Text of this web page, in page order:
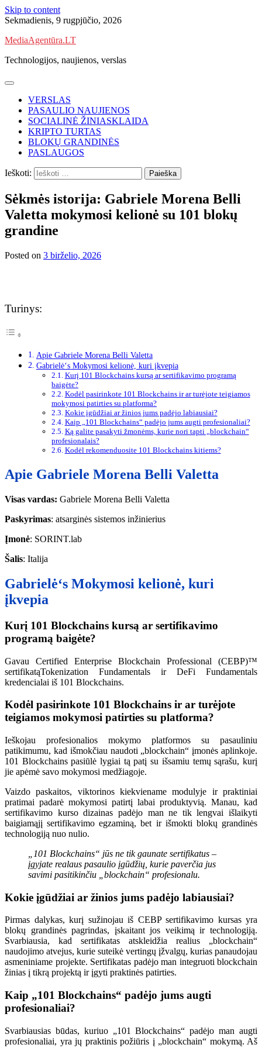
Skip to content
Sekmadienis, 9 rugpjūčio, 2026
MediaAgentūra.LT
Technologijos, naujienos, verslas
VERSLAS
PASAULIO NAUJIENOS
SOCIALINĖ ŽINIASKLAIDA
KRIPTO TURTAS
BLOKŲ GRANDINĖS
PASLAUGOS
Ieškoti:
Sėkmės istorija: Gabriele Morena Belli
Valetta mokymosi kelionė su 101 blokų
grandine
Posted on 3 birželio, 2026
Turinys:
Apie Gabriele Morena Belli Valetta
Gabrielė‘s Mokymosi kelionė, kuri įkvepia
Kurį 101 Blockchains kursą ar sertifikavimo programą
baigėte?
Kodėl pasirinkote 101 Blockchains ir ar turėjote teigiamos
mokymosi patirties su platforma?
Kokie įgūdžiai ar žinios jums padėjo labiausiai?
Kaip „101 Blockchains“ padėjo jums augti profesionaliai?
Ką galite pasakyti žmonėms, kurie nori tapti „blockchain“
profesionalais?
Kodėl rekomenduosite 101 Blockchains kitiems?
Apie Gabriele Morena Belli Valetta
Visas vardas: Gabriele Morena Belli Valetta
Paskyrimas: atsarginės sistemos inžinierius
Įmonė: SORINT.lab
Šalis: Italija
Gabrielė‘s Mokymosi kelionė, kuri
įkvepia
Kurį 101 Blockchains kursą ar sertifikavimo
programą baigėte?
Gavau Certified Enterprise Blockchain Professional (CEBP)™
sertifikatąTokenization Fundamentals ir DeFi Fundamentals
kredencialai iš 101 Blockchains.
Kodėl pasirinkote 101 Blockchains ir ar turėjote
teigiamos mokymosi patirties su platforma?
Ieškojau profesionalios mokymo platformos su pasauliniu
patikimumu, kad išmokčiau naudoti „blockchain“ įmonės aplinkoje.
101 Blockchains pasiūlė lygiai tą patį su išsamiu temų sąrašu, kurį
jie apėmė savo mokymosi medžiagoje.
Vaizdo paskaitos, viktorinos kiekviename modulyje ir praktiniai
pratimai padarė mokymosi patirtį labai produktyvią. Manau, kad
sertifikavimo kurso dizainas padėjo man ne tik lengvai išlaikyti
baigiamąjį sertifikavimo egzaminą, bet ir išmokti blokų grandinės
technologiją nuo nulio.
„101 Blockchains“ jūs ne tik gaunate sertifikatus –
įgyjate realaus pasaulio įgūdžių, kurie paverčia jus
savimi pasitikinčiu „blockchain“ profesionalu.
Kokie įgūdžiai ar žinios jums padėjo labiausiai?
Pirmas dalykas, kurį sužinojau iš CEBPsertifikavimo kursas yra
blokų grandinės pagrindas, įskaitant jos veikimą ir technologiją.
Svarbiausia, kad sertifikatas atskleidžia realius „blockchain“
naudojimo atvejus, kurie suteikė vertingų įžvalgų, kurias panaudojau
asmeniniame projekte. Sertifikatas padėjo man integruoti blockchain
žinias į tikrą projektą ir įgyti praktinės patirties.
Kaip „101 Blockchains“ padėjo jums augti
profesionaliai?
Svarbiausias būdas, kuriuo „101 Blockchains“ padėjo man augti
profesionaliai, yra jų praktinis požiūris į „blockchain“ mokymą. Aš